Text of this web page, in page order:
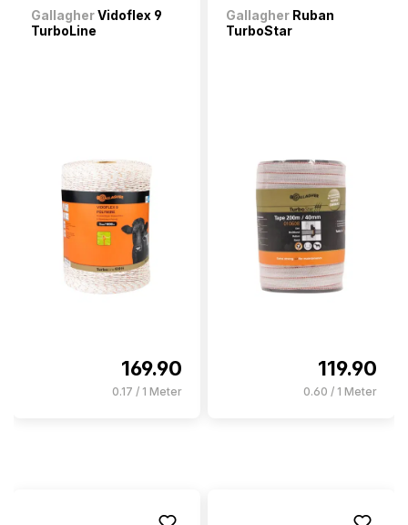
GallagherVidoflex 9
TurboLine
169.90
0.17 / 1 Meter
Gallagher Ruban
TurboStar
119.90
0.60 / 1 Meter